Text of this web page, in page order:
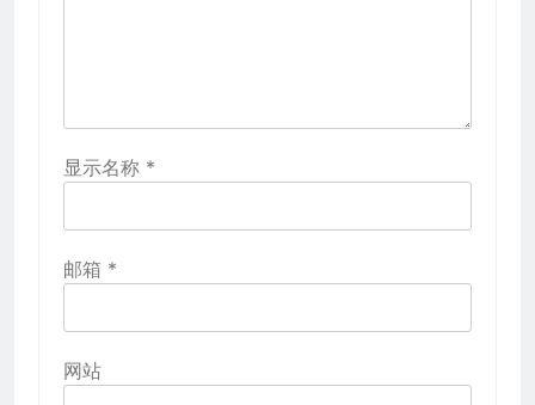
显示名称 *
邮箱 *
网站